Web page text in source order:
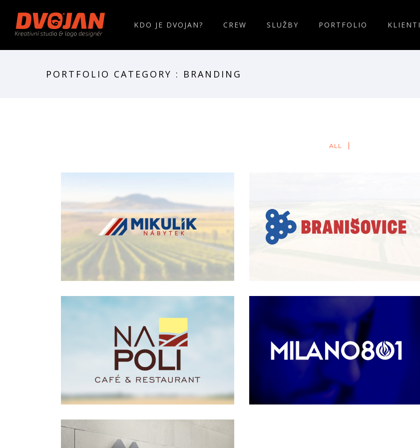
KDO JE DVOJAN? CREW SLUŽBY PORTFOLIO KLIENTI
PORTFOLIO CATEGORY : BRANDING
ALL
logo | grafika | Mikulík nábytek
BRANDING GRAFIKA
logo | grafika | obec Branišovice
logo | napoli – cafe & restaurant
BRANDING
logo | grafika | fotografie | Milano
801